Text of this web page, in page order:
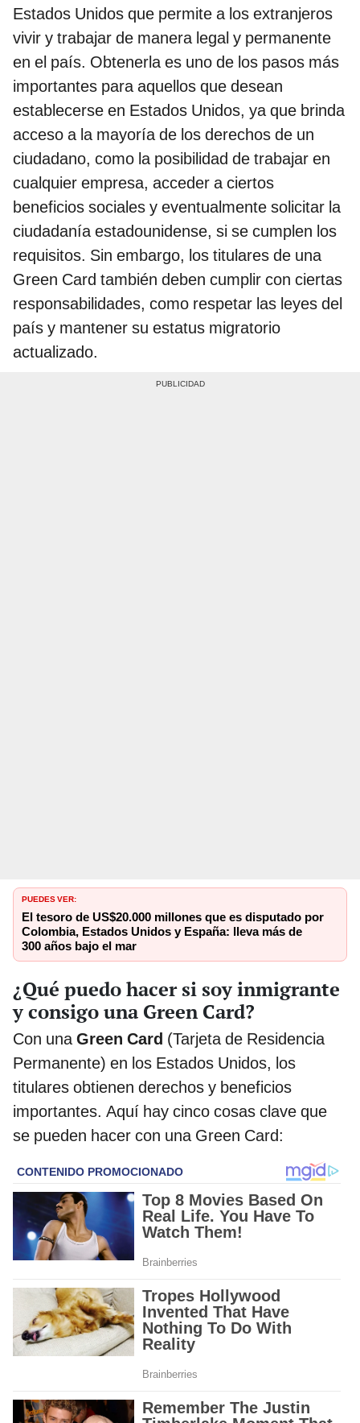
Estados Unidos que permite a los extranjeros
vivir y trabajar de manera legal y permanente
en el país. Obtenerla es uno de los pasos más
importantes para aquellos que desean
establecerse en Estados Unidos, ya que brinda
acceso a la mayoría de los derechos de un
ciudadano, como la posibilidad de trabajar en
cualquier empresa, acceder a ciertos
beneficios sociales y eventualmente solicitar la
ciudadanía estadounidense, si se cumplen los
requisitos. Sin embargo, los titulares de una
Green Card también deben cumplir con ciertas
responsabilidades, como respetar las leyes del
país y mantener su estatus migratorio
actualizado.
PUEDES VER:
El tesoro de US$20.000 millones que es disputado por
Colombia, Estados Unidos y España: lleva más de
300 años bajo el mar
¿Qué puedo hacer si soy inmigrante
y consigo una Green Card?
Con una Green Card (Tarjeta de Residencia
Permanente) en los Estados Unidos, los
titulares obtienen derechos y beneficios
importantes. Aquí hay cinco cosas clave que
se pueden hacer con una Green Card: